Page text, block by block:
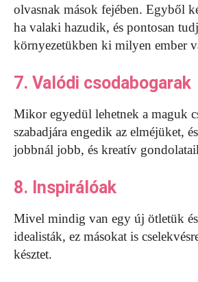
olvasnak mások fejében. Egyből
ha valaki hazudik, és pontosan
környezetükben ki milyen ember
7. Valódi csodabogarak
Mikor egyedül lehetnek a maguk
szabadjára engedik az elméjüket,
jobbnál jobb, és kreatív
8. Inspirálóak
Mivel mindig van egy új ötletük
idealisták, ez másokat is
késztet.